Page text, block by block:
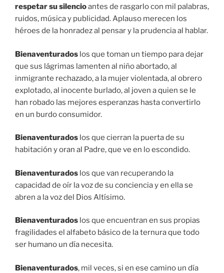
respetar su silencioantes de rasgarlo con mil palabras,
ruidos, música y publicidad. Aplauso merecen los
héroes de la honradez al pensar y la prudencia al hablar.
Bienaventurados los que toman un tiempo para dejar
que sus lágrimas lamenten al niño abortado, al
inmigrante rechazado, a la mujer violentada, al obrero
explotado, al inocente burlado, al joven a quien se le
han robado las mejores esperanzas hasta convertirlo
en un burdo consumidor.
Bienaventurados los que cierran la puerta de su
habitación y oran al Padre, que ve en lo escondido.
Bienaventurados los que van recuperando la
capacidad de oír la voz de su conciencia y en ella se
abren a la voz del Dios Altísimo.
Bienaventurados los que encuentran en sus propias
fragilidades el alfabeto básico de la ternura que todo
ser humano un día necesita.
Bienaventurados, mil veces, si en ese camino un día